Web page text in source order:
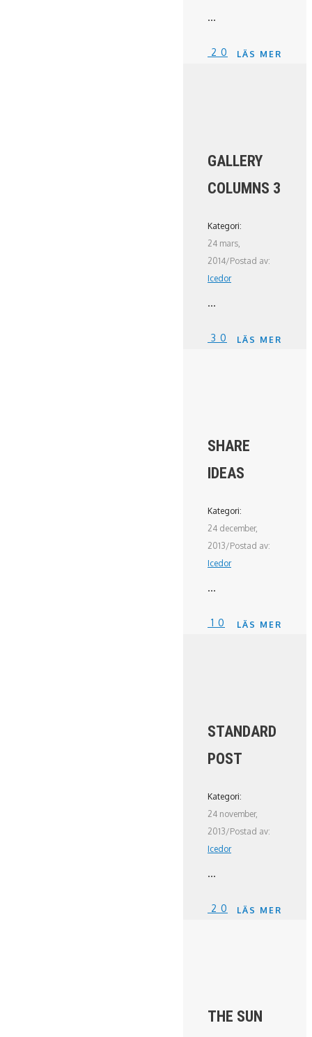
...
2 0 LÄS MER
GALLERY
COLUMNS 3
Kategori:
24 mars,
2014/Postad av:
Icedor
...
3 0 LÄS MER
SHARE
IDEAS
Kategori:
24 december,
2013/Postad av:
Icedor
...
1 0 LÄS MER
STANDARD
POST
Kategori:
24 november,
2013/Postad av:
Icedor
...
2 0 LÄS MER
THE SUN